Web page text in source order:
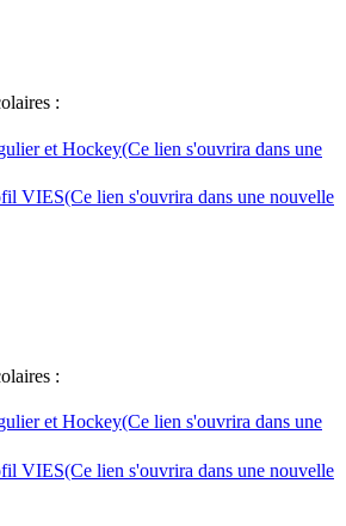
:
et Hockey(Ce lien s'ouvrira dans une
VIES(Ce lien s'ouvrira dans une nouvelle
:
et Hockey(Ce lien s'ouvrira dans une
VIES(Ce lien s'ouvrira dans une nouvelle